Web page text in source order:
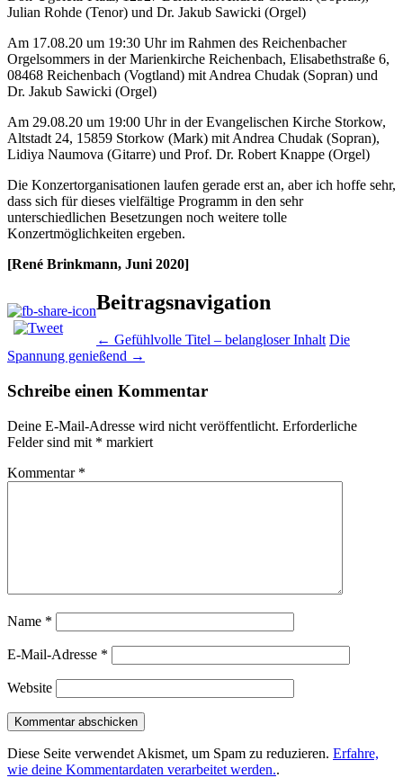
Julian Rohde (Tenor) und Dr. Jakub Sawicki (Orgel)
Am 17.08.20 um 19:30 Uhr im Rahmen des Reichenbacher
Orgelsommers in der Marienkirche Reichenbach, Elisabethstraße 6,
08468 Reichenbach (Vogtland) mit Andrea Chudak (Sopran) und
Dr. Jakub Sawicki (Orgel)
Am 29.08.20 um 19:00 Uhr in der Evangelischen Kirche Storkow,
Altstadt 24, 15859 Storkow (Mark) mit Andrea Chudak (Sopran),
Lidiya Naumova (Gitarre) und Prof. Dr. Robert Knappe (Orgel)
Die Konzertorganisationen laufen gerade erst an, aber ich hoffe sehr,
dass sich für dieses vielfältige Programm in den sehr
unterschiedlichen Besetzungen noch weitere tolle
Konzertmöglichkeiten ergeben.
[René Brinkmann, Juni 2020]
Beitragsnavigation
← Gefühlvolle Titel – belangloser Inhalt Die
Spannung genießend →
Schreibe einen Kommentar
Deine E-Mail-Adresse wird nicht veröffentlicht. Erforderliche
Felder sind mit * markiert
Kommentar *
Name *
E-Mail-Adresse *
Website
Diese Seite verwendet Akismet, um Spam zu reduzieren. Erfahre,
wie deine Kommentardaten verarbeitet werden..